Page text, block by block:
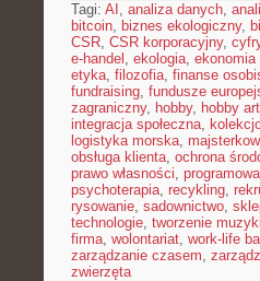
Tagi: AI , analiza danych,
bitcoin, biznes ekologiczny,
CSR, CSR korporacyjny,
e-handel , ekologia, ekonomia
etyka, filozofia, finanse
fundraising, fundusze
zagraniczny, hobby, hobby
integracja społeczna,
logistyka morska,
obsługa klienta, ochrona
prawo własności,
psychoterapia, recykling,
rysowanie, sadownictwo,
technologie, tworzenie muzyki
firma, wolontariat, work-life
zarządzanie czasem,
zwierzęta